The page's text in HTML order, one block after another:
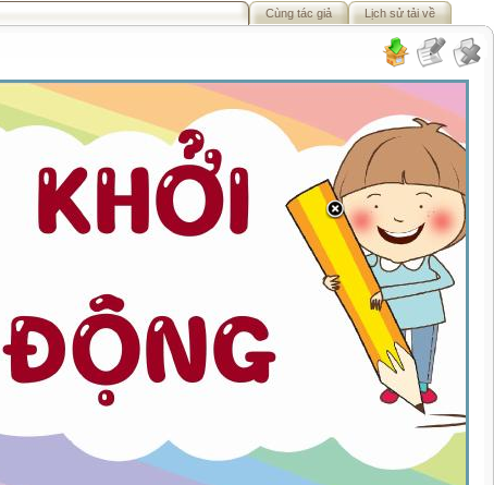
Cùng tác giả Lịch sử tải về